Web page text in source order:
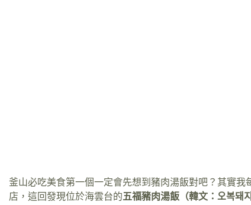
釜山必吃美食第一個一定會先想到豬肉湯飯對吧？其實
店，這回發現位於海雲台的五福豬肉湯飯（韓文：오복돼지